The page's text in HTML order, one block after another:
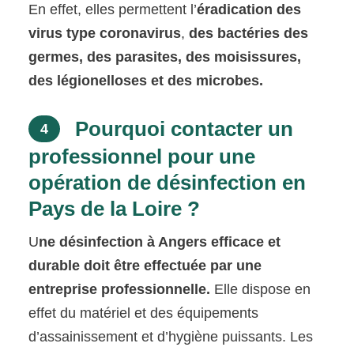
En effet, elles permettent l’éradication des
virus type coronavirus,des bactéries des
germes, des parasites, des moisissures,
des légionelloses et des microbes.
4
Pourquoi contacter un
professionnel pour une
opération de désinfection en
Pays de la Loire ?
Une désinfection à Angers efficace et
durable doit être effectuée par une
entreprise professionnelle. Elle dispose en
effet du matériel et des équipements
d’assainissement et d’hygiène puissants. Les